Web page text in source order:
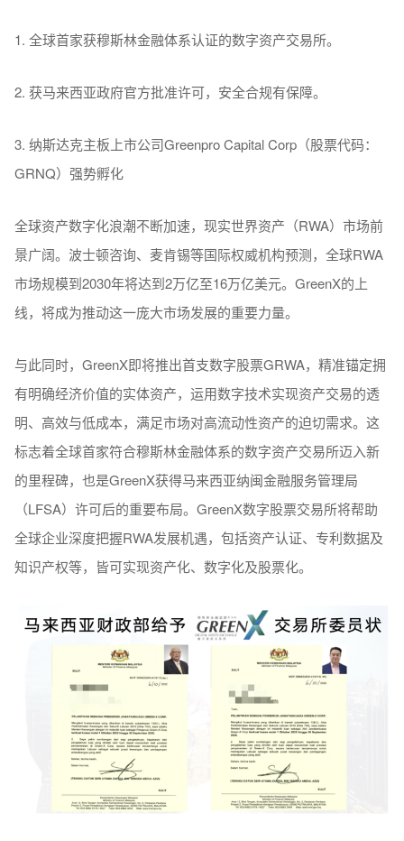
1. 全球首家获穆斯林金融体系认证的数字资产交易所。
2. 获马来西亚政府官方批准许可，安全合规有保障。
3. 纳斯达克主板上市公司Greenpro Capital Corp（股票代码：
GRNQ）强势孵化
全球资产数字化浪潮不断加速，现实世界资产（RWA）市场前
景广阔。波士顿咨询、麦肯锡等国际权威机构预测，全球RWA
市场规模到2030年将达到2万亿至16万亿美元。GreenX的上
线，将成为推动这一庞大市场发展的重要力量。
与此同时，GreenX即将推出首支数字股票GRWA，精准锚定拥
有明确经济价值的实体资产，运用数字技术实现资产交易的透
明、高效与低成本，满足市场对高流动性资产的迫切需求。这
标志着全球首家符合穆斯林金融体系的数字资产交易所迈入新
的里程碑，也是GreenX获得马来西亚纳闽金融服务管理局
（LFSA）许可后的重要布局。GreenX数字股票交易所将帮助
全球企业深度把握RWA发展机遇，包括资产认证、专利数据及
知识产权等，皆可实现资产化、数字化及股票化。